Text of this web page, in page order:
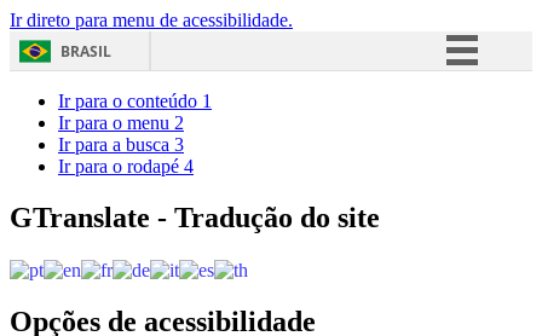
Ir direto para menu de acessibilidade.
BRASIL
Acesso à informação
Ir para o conteúdo 1
Ir para o menu 2
Ir para a busca 3
Ir para o rodapé 4
GTranslate - Tradução do site
Opções de acessibilidade